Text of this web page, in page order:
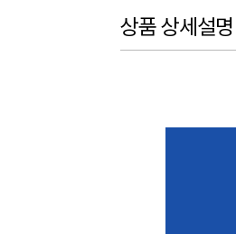
상품 상세설명